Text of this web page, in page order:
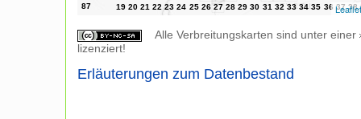
Leaflet
Alle Verbreitungskarten sind unter einer
lizenziert!
Erläuterungen zum Datenbestand